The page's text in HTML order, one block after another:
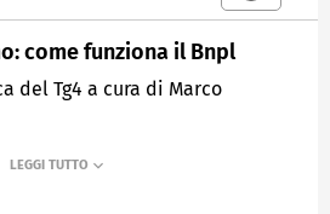
come funziona il Bnpl
del Tg4 a cura di Marco